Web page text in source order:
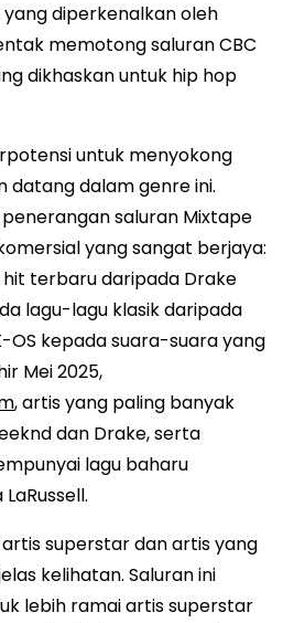
diperkenalkan oleh
memotong saluran CBC
dikhaskan untuk hip hop
untuk menyokong
datang dalam genre ini.
saluran Mixtape
yang sangat berjaya:
terbaru daripada Drake
lagu-lagu klasik daripada
OS kepada suara-suara yang
Mei 2025,
, artis yang paling banyak
dan Drake, serta
lagu baharu
superstar dan artis yang
kelihatan. Saluran ini
lebih ramai artis superstar